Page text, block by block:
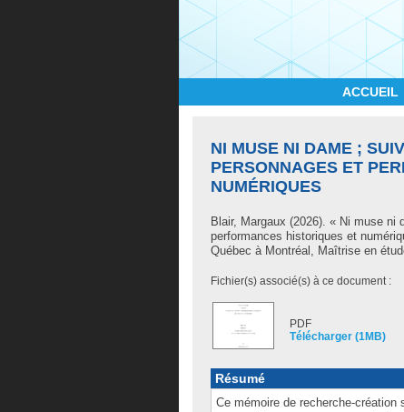
ACCUEIL
NI MUSE NI DAME ;
PERSONNAGES ET
NUMÉRIQUES
Blair, Margaux (2026). « Ni muse ni
performances historiques et
Québec à Montréal, Maîtrise en
Fichier(s) associé(s) à ce document :
PDF
Télécharger (1MB)
Résumé
Ce mémoire de recherche-